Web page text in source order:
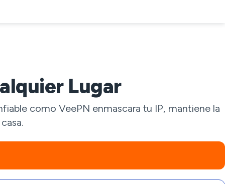
Lugar
como VeePN enmascara tu IP, mantiene la